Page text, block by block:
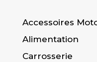
Accessoires
Alimentation
Carrosserie